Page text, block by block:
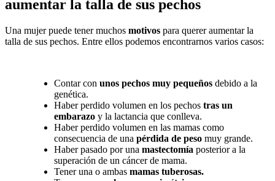
aumentar la talla de sus pechos
Una mujer puede tener muchos motivos para querer aumentar la
talla de sus pechos. Entre ellos podemos encontrarnos varios casos:
Contar con unos pechos muy pequeños debido a la
genética.
Haber perdido volumen en los pechos tras un
embarazo y la lactancia que conlleva.
Haber perdido volumen en las mamas como
consecuencia de una pérdida de peso muy grande.
Haber pasado por una mastectomía posterior a la
superación de un cáncer de mama.
Tener una o ambas mamas tuberosas.